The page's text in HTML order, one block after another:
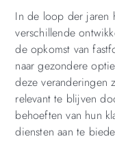
In de loop der jaren
verschillende
de opkomst van
naar gezondere
deze veranderingen
relevant te blijven
behoeften van hun
diensten aan te